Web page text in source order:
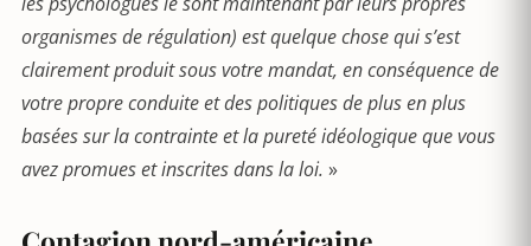
organismes de régulation) est quelque chose qui s’est
clairement produit sous votre mandat, en conséquence de
votre propre conduite et des politiques de plus en plus
basées sur la contrainte et la pureté idéologique que vous
avez promues et inscrites dans la loi. »